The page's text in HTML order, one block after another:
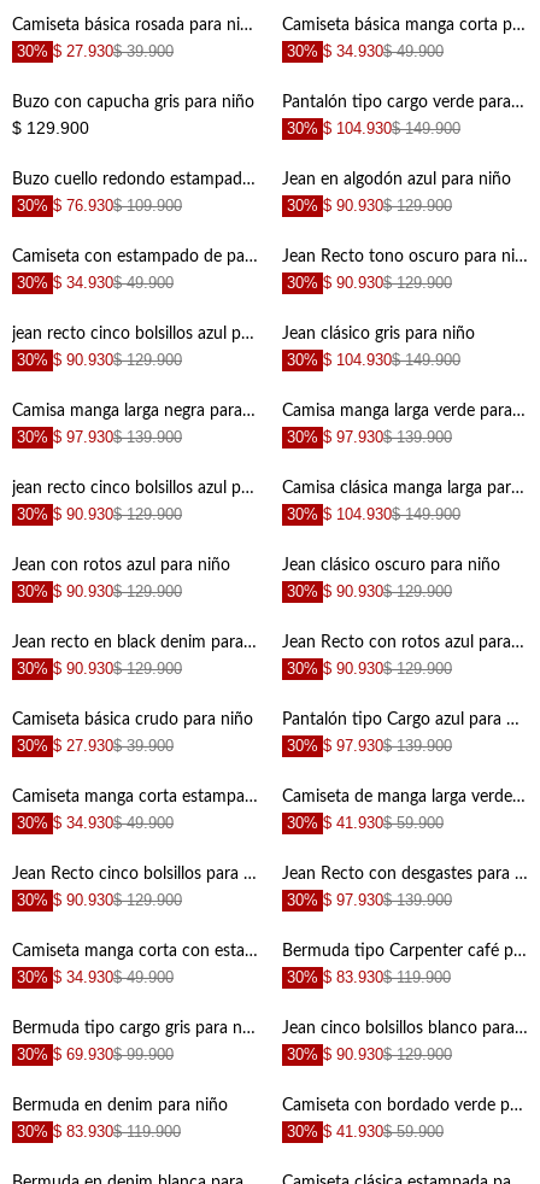
+ +
+ +
+ +
+ +
+
Camiseta básica rosada para niño
30% $ 27.930$ 39.900
Camiseta básica manga corta para niño con detalle frontal
30% $ 34.930$ 49.900
+
Buzo con capucha gris para niño
$ 129.900
+
Pantalón tipo cargo verde para niño
30% $ 104.930$ 149.900
+
Buzo cuello redondo estampado para niño
30% $ 76.930$ 109.900
+
Jean en algodón azul para niño
30% $ 90.930$ 129.900
Camiseta con estampado de palmeras verde para niño
30% $ 34.930$ 49.900
Jean Recto tono oscuro para niño
30% $ 90.930$ 129.900
+
jean recto cinco bolsillos azul para niño con detalle moderno
30% $ 90.930$ 129.900
+
Jean clásico gris para niño
30% $ 104.930$ 149.900
+
Camisa manga larga negra para niño
30% $ 97.930$ 139.900
+
Camisa manga larga verde para niño
30% $ 97.930$ 139.900
+
jean recto cinco bolsillos azul para niño de ajuste cómodo de silueta ajustada
30% $ 90.930$ 129.900
+
Camisa clásica manga larga para niño
30% $ 104.930$ 149.900
+
Jean con rotos azul para niño
30% $ 90.930$ 129.900
+
Jean clásico oscuro para niño
30% $ 90.930$ 129.900
+
Jean recto en black denim para niño
30% $ 90.930$ 129.900
+
Jean Recto con rotos azul para niño
30% $ 90.930$ 129.900
+
Camiseta básica crudo para niño
30% $ 27.930$ 39.900
+
Pantalón tipo Cargo azul para niño
30% $ 97.930$ 139.900
Camiseta manga corta estampada para niño con cuello estructurado
30% $ 34.930$ 49.900
+
Camiseta de manga larga verde para niño
30% $ 41.930$ 59.900
Jean Recto cinco bolsillos para niño
30% $ 90.930$ 129.900
Jean Recto con desgastes para niño
30% $ 97.930$ 139.900
Camiseta manga corta con estampado crudo para niño
30% $ 34.930$ 49.900
Bermuda tipo Carpenter café para niño
30% $ 83.930$ 119.900
Bermuda tipo cargo gris para niño
30% $ 69.930$ 99.900
Jean cinco bolsillos blanco para niño
30% $ 90.930$ 129.900
Bermuda en denim para niño
30% $ 83.930$ 119.900
Camiseta con bordado verde para niño
30% $ 41.930$ 59.900